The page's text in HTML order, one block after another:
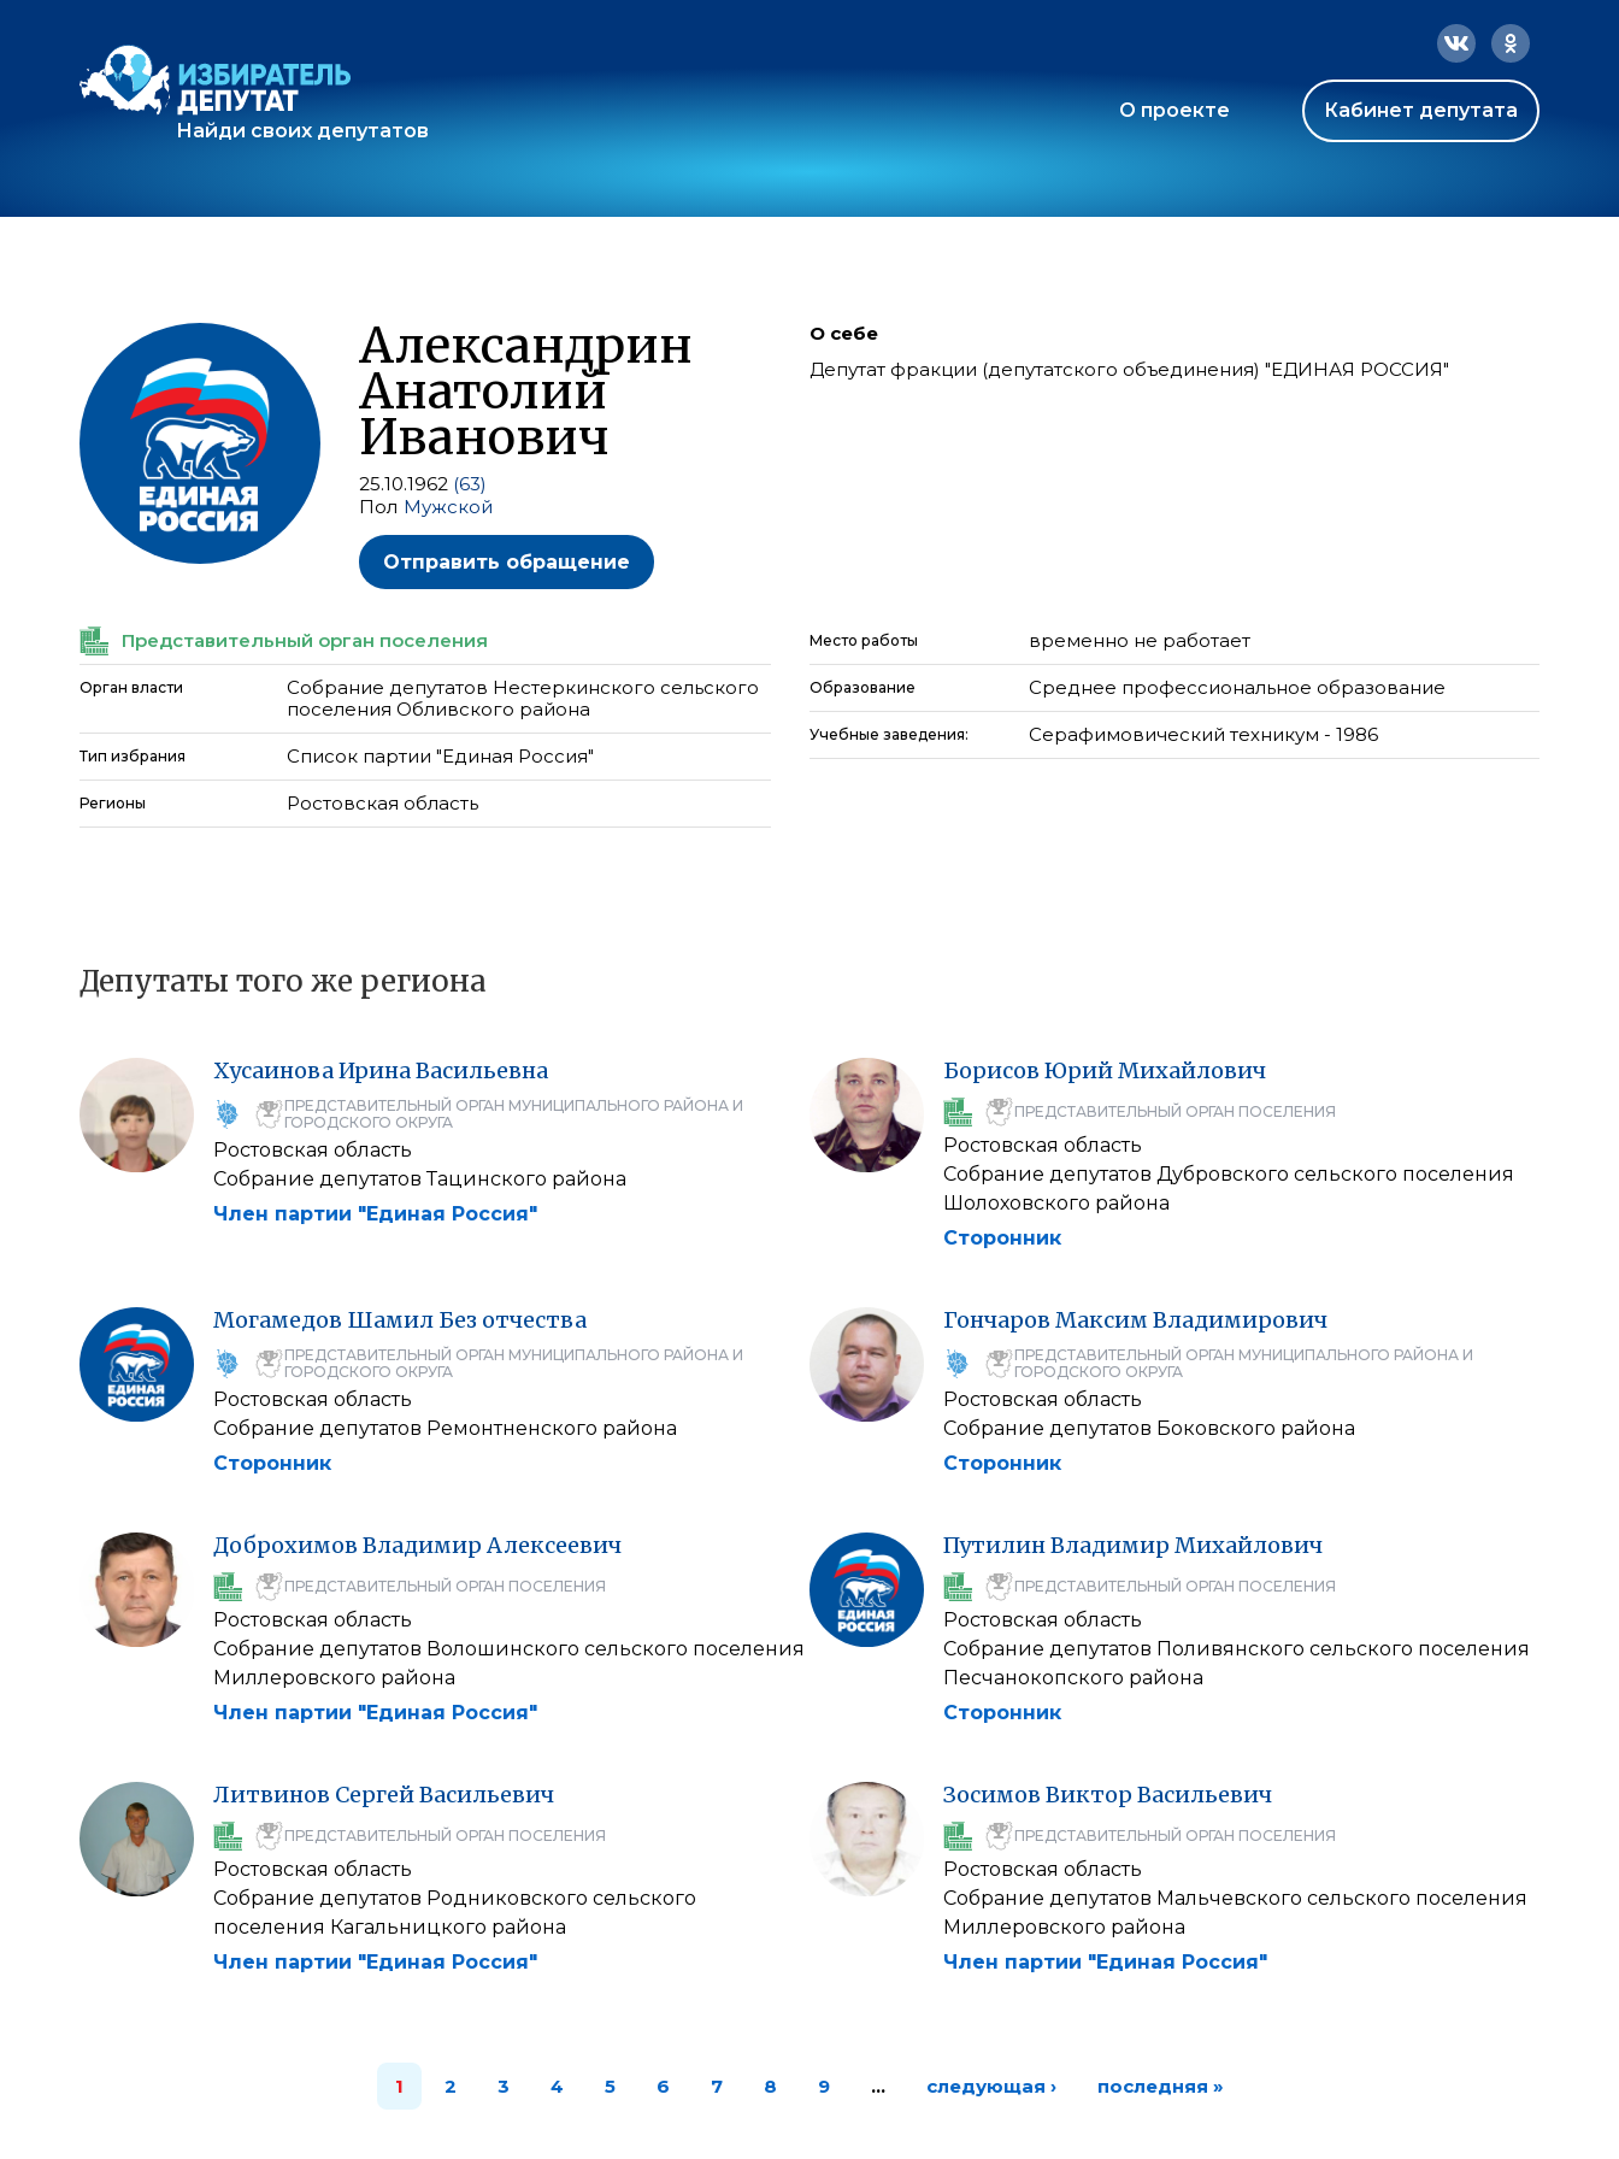
Найди своих депутатов
О проекте Кабинет депутата
Александрин
Анатолий
Иванович
25.10.1962 (63)
Пол Мужской
Отправить обращение
О себе
Депутат фракции (депутатского объединения) "ЕДИНАЯ РОССИЯ"
Представительный орган поселения
Орган власти
Собрание депутатов Нестеркинского сельского
поселения Обливского района
Тип избрания Список партии "Единая Россия"
Регионы Ростовская область
Место работы временно не работает
Образование Среднее профессиональное образование
Учебные заведения: Серафимовический техникум - 1986
Депутаты того же региона
ХусаиноваИринаВасильевна
ПРЕДСТАВИТЕЛЬНЫЙ ОРГАН МУНИЦИПАЛЬНОГО РАЙОНА И
ГОРОДСКОГО ОКРУГА
Ростовская область
Собрание депутатов Тацинского района
Член партии "Единая Россия"
Борисов ЮрийМихайлович
ПРЕДСТАВИТЕЛЬНЫЙ ОРГАН ПОСЕЛЕНИЯ
Ростовская область
Собрание депутатов Дубровского сельского поселения
Шолоховского района
Сторонник
Могамедов Шамил Без отчества
ПРЕДСТАВИТЕЛЬНЫЙ ОРГАН МУНИЦИПАЛЬНОГО РАЙОНА И
ГОРОДСКОГО ОКРУГА
Ростовская область
Собрание депутатов Ремонтненского района
Сторонник
Гончаров Максим Владимирович
ПРЕДСТАВИТЕЛЬНЫЙ ОРГАН МУНИЦИПАЛЬНОГО РАЙОНА И
ГОРОДСКОГО ОКРУГА
Ростовская область
Собрание депутатов Боковского района
Сторонник
Доброхимов Владимир Алексеевич
ПРЕДСТАВИТЕЛЬНЫЙ ОРГАН ПОСЕЛЕНИЯ
Ростовская область
Собрание депутатов Волошинского сельского поселения
Миллеровского района
Член партии "Единая Россия"
ПутилинВладимир Михайлович
ПРЕДСТАВИТЕЛЬНЫЙ ОРГАН ПОСЕЛЕНИЯ
Ростовская область
Собрание депутатов Поливянского сельского поселения
Песчанокопского района
Сторонник
Литвинов СергейВасильевич
ПРЕДСТАВИТЕЛЬНЫЙ ОРГАН ПОСЕЛЕНИЯ
Ростовская область
Собрание депутатов Родниковского сельского
поселения Кагальницкого района
Член партии "Единая Россия"
Зосимов Виктор Васильевич
ПРЕДСТАВИТЕЛЬНЫЙ ОРГАН ПОСЕЛЕНИЯ
Ростовская область
Собрание депутатов Мальчевского сельского поселения
Миллеровского района
Член партии "Единая Россия"
1 2 3 4 5 6 7 8 9 … следующая › последняя »